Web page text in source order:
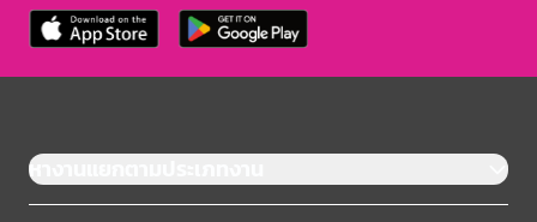
หางานแยกตามประเภทงาน